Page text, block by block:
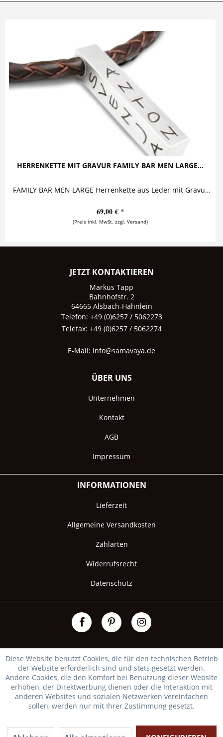
HERRENKETTE MIT GRAVUR FAMILY BAR MEN LARGE...
FAMILY BAR MEN LARGE Herrenkette aus Leder mit Gravur Diese ausdrucksstarke Herrenkette mit Gravur besticht durch ihren lässigen Look, der...
69,00 € *
(Preis inkl. MwSt. zzgl. Versand)
JETZT KONTAKTIEREN
Markus Tapp
Bahnhofstr. 2
64665 Alsbach-Hähnlein
Telefon: +49 (0)6257 / 5062273
Telefax: +49 (0)6257 / 5062274
E-Mail: info@samavaya.de
ÜBER UNS
Unternehmen
Kontakt
AGB
Impressum
INFORMATIONEN
Lieferzeit
Allgemeine Versandkosten
Zahlarten
Widerrufsrecht
Datenschutz
Diese Website benutzt Cookies, die für den technischen Betrieb
der Website erforderlich sind und stets gesetzt werden.
Andere Cookies, die den Komfort bei Benutzung dieser Website
erhöhen, der Direktwerbung dienen oder die Interaktion mit
anderen Websites und sozialen Netzwerken vereinfachen
sollen, werden nur mit Ihrer Zustimmung gesetzt.